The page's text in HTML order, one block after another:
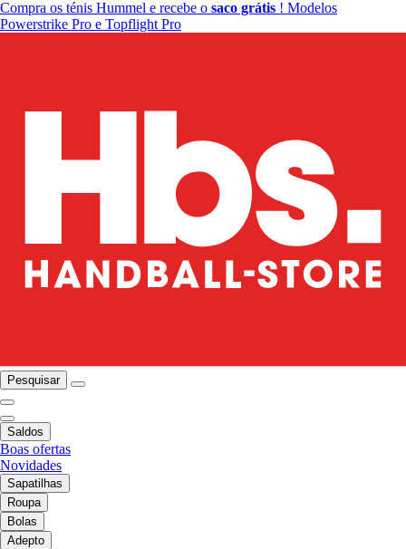
Compra os ténis Hummel e recebe o saco grátis ! Modelos
Powerstrike Pro e Topflight Pro
Pesquisar
Saldos
Boas ofertas
Novidades
Sapatilhas
Roupa
Bolas
Adepto